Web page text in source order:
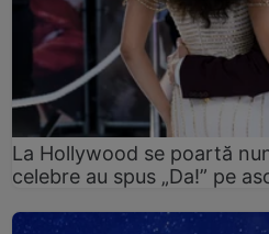
La Hollywood se poartă
celebre au spus „Da!” pe